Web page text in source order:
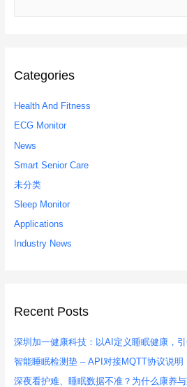
h
o
r
:
Categories
Health And Fitness
ECG Monitor
News
Smart Senior Care
未分类
Sleep Monitor
Applications
Industry News
Recent Posts
深圳加一健康科技：以AI定义睡眠健康，
智能睡眠检测垫 – API对接MQTT协议说明
深夜看护难、睡眠数据不准？为什么康养